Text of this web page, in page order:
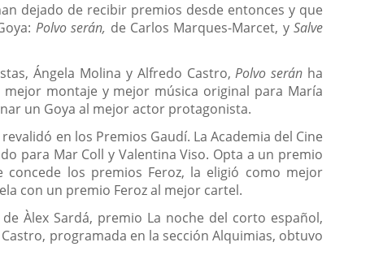
dejado de recibir premios desde entonces y que
Polvo serán, de Carlos Marques-Marcet, ySalve
Ángela Molina y Alfredo Castro,Polvo serán ha
montaje y mejor música original para María
un Goya al mejor actor protagonista.
en los Premios Gaudí. La Academia del Cine
para Mar Coll y Valentina Viso. Opta a un premio
concede los premios Feroz, la eligió como mejor
con un premio Feroz al mejor cartel.
de Àlex Sardá, premio La noche del corto español,
programada en la sección Alquimias, obtuvo